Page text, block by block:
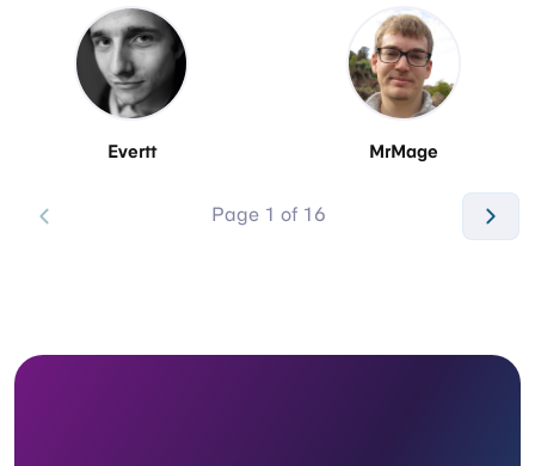
Evertt MrMage
Page 1 of 16